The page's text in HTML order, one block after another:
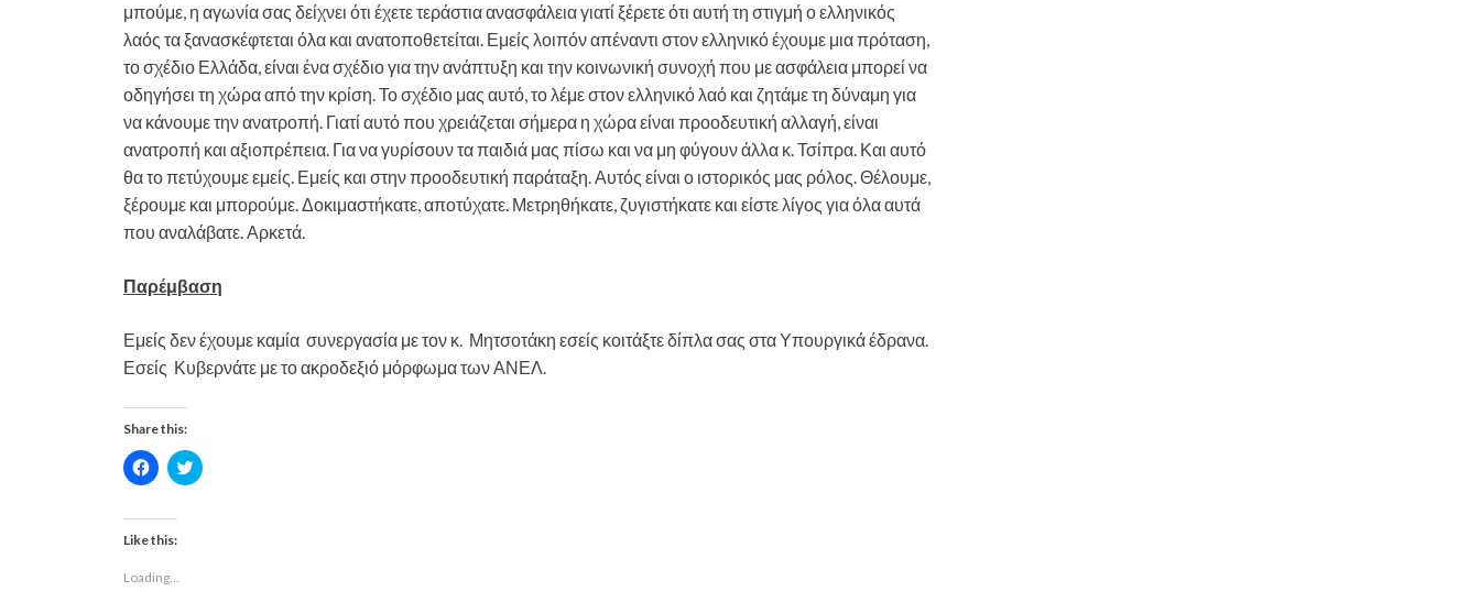
μπούμε, η αγωνία σας δείχνει ότι έχετε τεράστια ανασφάλεια γιατί ξέρετε ότι αυτή τη στιγμή ο ελληνικός
λαός τα ξανασκέφτεται όλα και ανατοποθετείται. Εμείς λοιπόν απέναντι στον ελληνικό έχουμε μια πρόταση,
το σχέδιο Ελλάδα, είναι ένα σχέδιο για την ανάπτυξη και την κοινωνική συνοχή που με ασφάλεια μπορεί να
οδηγήσει τη χώρα από την κρίση. Το σχέδιο μας αυτό, το λέμε στον ελληνικό λαό και ζητάμε τη δύναμη για
να κάνουμε την ανατροπή. Γιατί αυτό που χρειάζεται σήμερα η χώρα είναι προοδευτική αλλαγή, είναι
ανατροπή και αξιοπρέπεια. Για να γυρίσουν τα παιδιά μας πίσω και να μη φύγουν άλλα κ. Τσίπρα. Και αυτό
θα το πετύχουμε εμείς. Εμείς και στην προοδευτική παράταξη. Αυτός είναι ο ιστορικός μας ρόλος. Θέλουμε,
ξέρουμε και μπορούμε. Δοκιμαστήκατε, αποτύχατε. Μετρηθήκατε, ζυγιστήκατε και είστε λίγος για όλα αυτά
που αναλάβατε. Αρκετά.
Παρέμβαση
Εμείς δεν έχουμε καμία συνεργασία με τον κ. Μητσοτάκη εσείς κοιτάξτε δίπλα σας στα Υπουργικά έδρανα.
Εσείς Κυβερνάτε με το ακροδεξιό μόρφωμα των ΑΝΕΛ.
Share this:
C
l
k
t
o
h
C
l
Like this:
Loading...